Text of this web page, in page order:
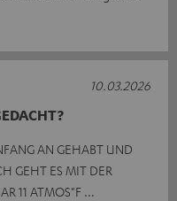
AN GEHABT UND
GEHT ES MIT DER
11 ATMOS"F
10.03.2026